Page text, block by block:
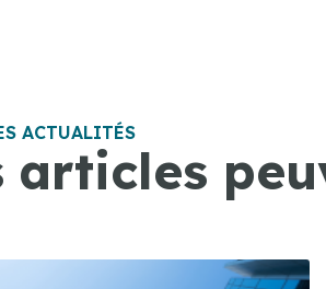
ACTUALITÉS
articles